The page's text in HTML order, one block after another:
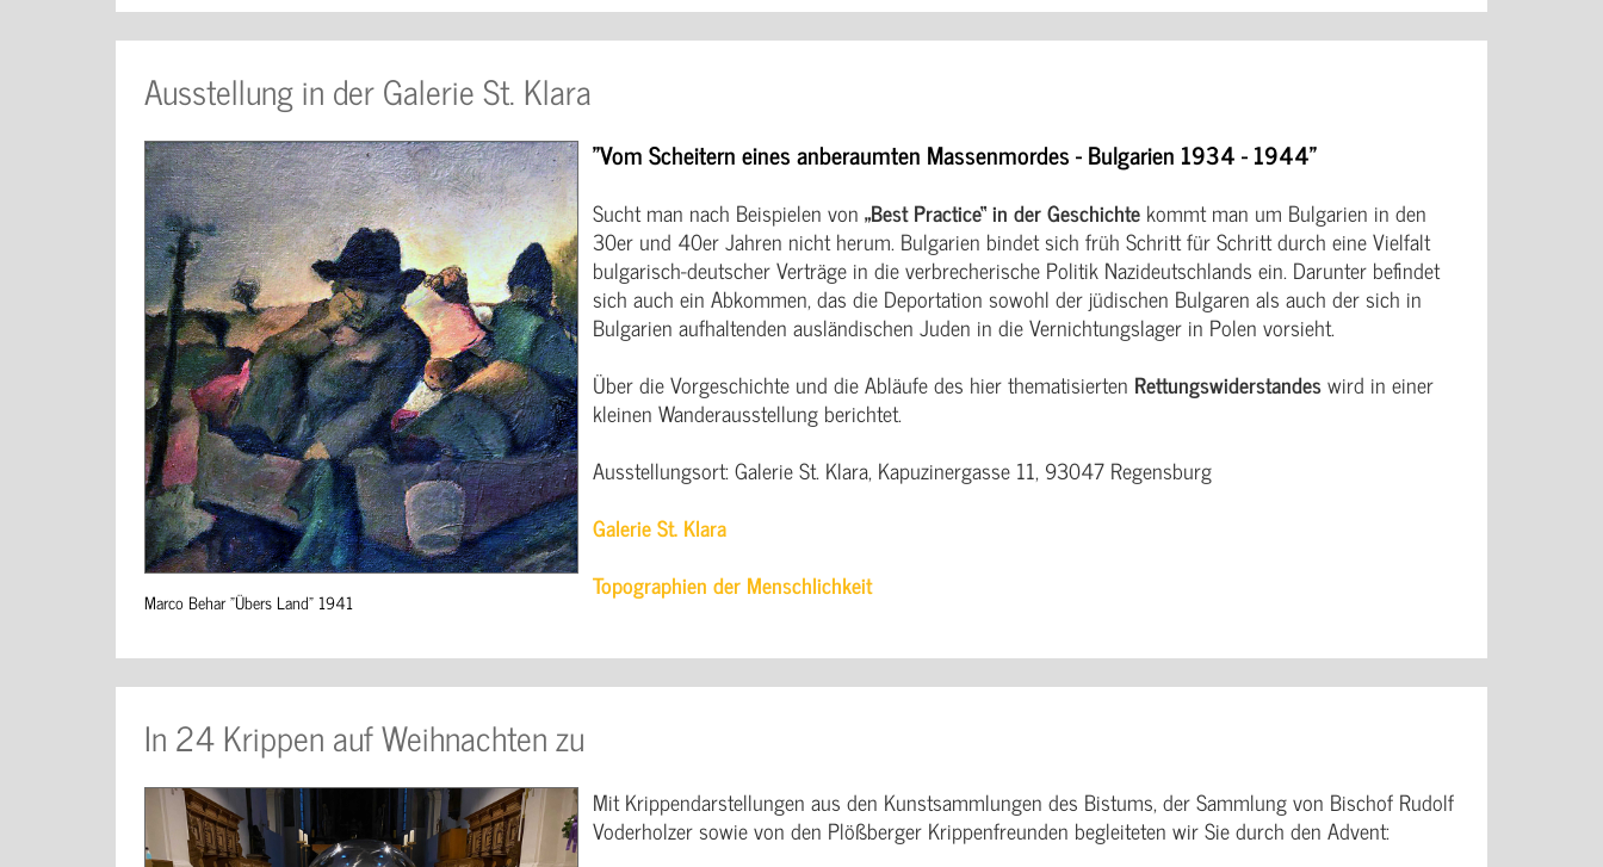
Ausstellung in der Galerie St. Klara
Marco Behar "Übers Land" 1941
"Vom Scheitern eines anberaumten Massenmordes - Bulgarien 1934 - 1944"
Sucht man nach Beispielen von „Best Practice“ in der Geschichtekommt man um Bulgarien in den
30er und 40er Jahren nicht herum. Bulgarien bindet sich früh Schritt für Schritt durch eine Vielfalt
bulgarisch-deutscher Verträge in die verbrecherische Politik Nazideutschlands ein. Darunter befindet
sich auch ein Abkommen, das die Deportation sowohl der jüdischen Bulgaren als auch der sich in
Bulgarien aufhaltenden ausländischen Juden in die Vernichtungslager in Polen vorsieht.
Über die Vorgeschichte und die Abläufe des hier thematisierten Rettungswiderstandeswird in einer
kleinen Wanderausstellung berichtet.
Ausstellungsort: Galerie St. Klara, Kapuzinergasse 11, 93047 Regensburg
Galerie St. Klara
Topographien der Menschlichkeit
In 24 Krippen auf Weihnachten zu
Mit Krippendarstellungen aus den Kunstsammlungen des Bistums, der Sammlung von Bischof Rudolf
Voderholzer sowie von den Plößberger Krippenfreunden begleiteten wir Sie durch den Advent: